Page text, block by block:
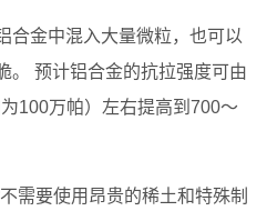
合金中混入大量微粒，也可以
。 预计铝合金的抗拉强度可由
100万帕）左右提高到700～
需要使用昂贵的稀土和特殊制